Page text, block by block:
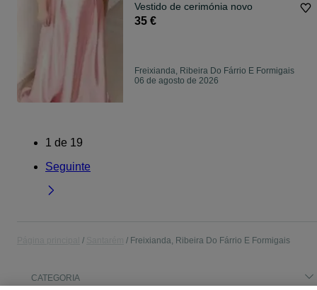
Vestido de cerimónia novo
35 €
Freixianda, Ribeira Do Fárrio E Formigais
06 de agosto de 2026
1 de 19
Seguinte
Freixianda, Ribeira Do Fárrio E Formigais
CATEGORIA